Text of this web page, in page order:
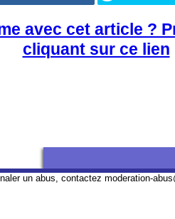
avec cet article ?
cliquant sur ce lien
un abus, contactez moderation-